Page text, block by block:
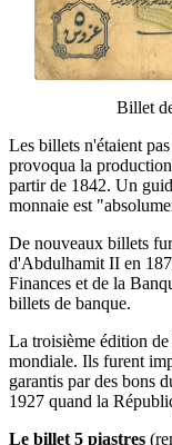
Billet
Les billets n'étaient
provoqua la
partir de 1842. Un
monnaie est
De nouveaux billets
d'Abdulhamit II en
Finances et de la
billets de banque.
La troisième édition
mondiale. Ils furent
garantis par des bons
1927 quand la
Le billet 5 piastres